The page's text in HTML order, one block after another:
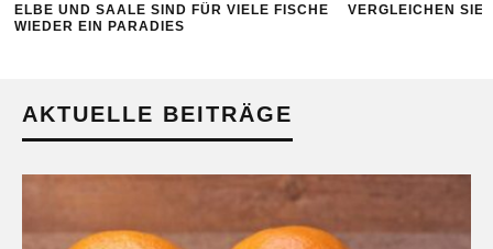
ELBE UND SAALE SIND FÜR VIELE FISCHE
WIEDER EIN PARADIES
VERGLEICHEN SIE
AKTUELLE BEITRÄGE